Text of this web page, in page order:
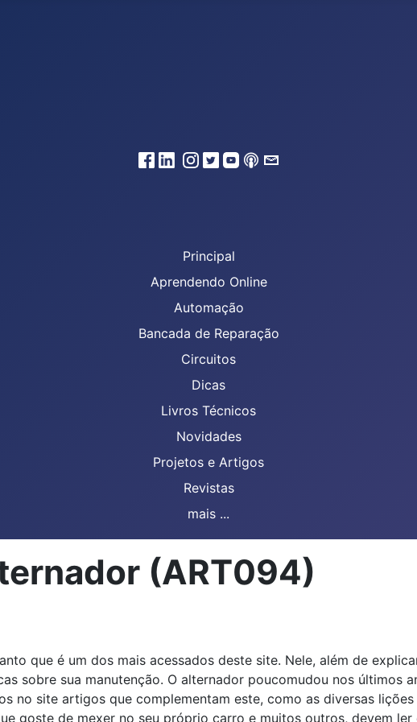
Principal
Aprendendo Online
Automação
Bancada de Reparação
Circuitos
Dicas
Livros Técnicos
Novidades
Projetos e Artigos
Revistas
mais ...
(ART094)
que é um dos mais acessados deste site. Nele, além de
sobre sua manutenção. O alternador poucomudou nos últimos
no site artigos que complementam este, como as diversas
goste de mexer no seu próprio carro e muitos outros, devem